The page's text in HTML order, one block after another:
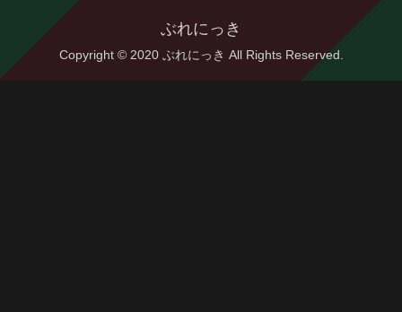
ぶれにっき
Copyright © 2020 ぶれにっき All Rights Reserved.